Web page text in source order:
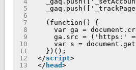
5
6
7
8
9
10
11
12
13
(function() {
var ga =
ga.src = ('https:'
var s =
})();
</script>
</ head>